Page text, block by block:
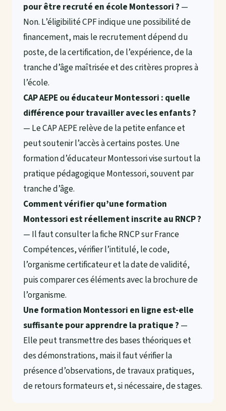
pour être recruté en école Montessori ? —
Non. L’éligibilité CPF indique une possibilité de
financement, mais le recrutement dépend du
poste, de la certification, de l’expérience, de la
tranche d’âge maîtrisée et des critères propres à
l’école.
CAP AEPE ou éducateur Montessori : quelle
différence pour travailler avec les enfants ?
— Le CAP AEPE relève de la petite enfance et
peut soutenir l’accès à certains postes. Une
formation d’éducateur Montessori vise surtout la
pratique pédagogique Montessori, souvent par
tranche d’âge.
Comment vérifier qu’une formation
Montessori est réellement inscrite au RNCP ?
— Il faut consulter la fiche RNCP sur France
Compétences, vérifier l’intitulé, le code,
l’organisme certificateur et la date de validité,
puis comparer ces éléments avec la brochure de
l’organisme.
Une formation Montessori en ligne est-elle
suffisante pour apprendre la pratique ? —
Elle peut transmettre des bases théoriques et
des démonstrations, mais il faut vérifier la
présence d’observations, de travaux pratiques,
de retours formateurs et, si nécessaire, de stages.